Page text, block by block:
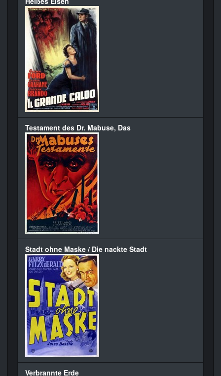
Testament des Dr. Mabuse, Das
Stadt ohne Maske / Die nackte Stadt
Verbrannte Erde